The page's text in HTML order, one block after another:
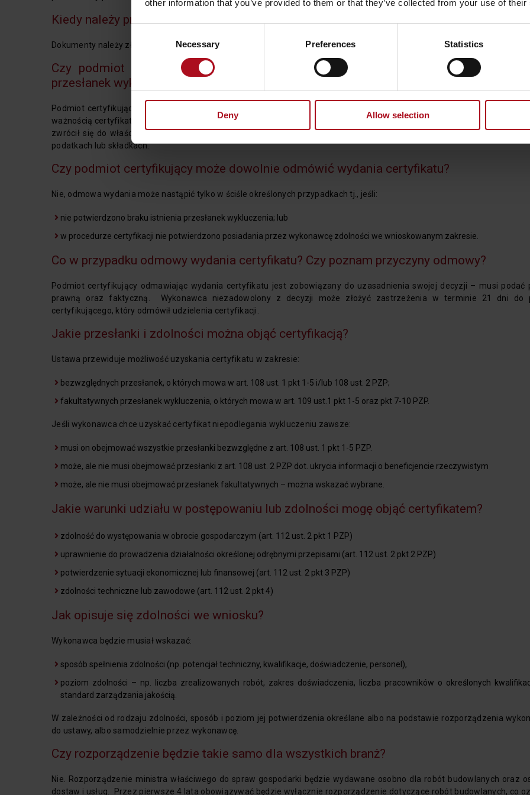
other information that you’ve provided to them or that they’ve collected from your use of
Selection
Necessary Preferences Statistics
Deny Allow selection
Kiedy należy przedłożyć dokumenty potwierdzające brak wykluczenia lub zdolności?
Dokumenty należy złożyć przed zawarciem umowy lub po jej zawarciu.
Czy podmiot certyfikujący może sam zwrócić się o wydanie dokumentów
przesłanek wykluczenia?
Podmiot certyfikujący może sam występować o informację z KRK zarówno w procedurze certyfikacji oraz w ramach
ważnością certyfikatu. Ponadto, po zawarciu umowy można złożyć oświadczenie o wyrażeniu zgody, aby podmiot
zwrócił się do właściwych organów – urzędu skarbowego oraz ZUS o wydanie dokumentów potwierdzających brak
podatkach lub składkach.
Czy podmiot certyfikujący może dowolnie odmówić wydania certyfikatu?
Nie, odmowa wydania może nastąpić tylko w ściśle określonych przypadkach tj., jeśli:
nie potwierdzono braku istnienia przesłanek wykluczenia; lub
w procedurze certyfikacji nie potwierdzono posiadania przez wykonawcę zdolności we wnioskowanym zakresie.
Co w przypadku odmowy wydania certyfikatu? Czy poznam przyczyny odmowy?
Podmiot certyfikujący odmawiając wydania certyfikatu jest zobowiązany do uzasadnienia swojej decyzji – musi podać
prawną oraz faktyczną. Wykonawca niezadowolony z decyzji może złożyć zastrzeżenia w terminie 21 dni do
certyfikującego, który odmówił udzielenia certyfikacji.
Jakie przesłanki i zdolności można objąć certyfikacją?
Ustawa przewiduje możliwość uzyskania certyfikatu w zakresie:
bezwzględnych przesłanek, o których mowa w art. 108 ust. 1 pkt 1-5 i/lub 108 ust. 2 PZP;
fakultatywnych przesłanek wykluczenia, o których mowa w art. 109 ust.1 pkt 1-5 oraz pkt 7-10 PZP.
Jeśli wykonawca chce uzyskać certyfikat niepodlegania wykluczeniu zawsze:
musi on obejmować wszystkie przesłanki bezwzględne z art. 108 ust. 1 pkt 1-5 PZP.
może, ale nie musi obejmować przesłanki z art. 108 ust. 2 PZP dot. ukrycia informacji o beneficjencie rzeczywistym
może, ale nie musi obejmować przesłanek fakultatywnych – można wskazać wybrane.
Jakie warunki udziału w postępowaniu lub zdolności mogę objąć certyfikatem?
zdolność do występowania w obrocie gospodarczym (art. 112 ust. 2 pkt 1 PZP)
uprawnienie do prowadzenia działalności określonej odrębnymi przepisami (art. 112 ust. 2 pkt 2 PZP)
potwierdzenie sytuacji ekonomicznej lub finansowej (art. 112 ust. 2 pkt 3 PZP)
zdolności techniczne lub zawodowe (art. 112 ust. 2 pkt 4)
Jak opisuje się zdolności we wniosku?
Wykonawca będzie musiał wskazać:
sposób spełnienia zdolności (np. potencjał techniczny, kwalifikacje, doświadczenie, personel),
poziom zdolności – np. liczba zrealizowanych robót, zakres doświadczenia, liczba pracowników o określonych
standard zarządzania jakością.
W zależności od rodzaju zdolności, sposób i poziom jej potwierdzenia określane albo na podstawie rozporządzenia
do ustawy, albo samodzielnie przez wykonawcę.
Czy rozporządzenie będzie takie samo dla wszystkich branż?
Nie. Rozporządzenie ministra właściwego do spraw gospodarki będzie wydawane osobno dla robót budowlanych oraz
dostaw i usług. Przez pierwsze 4 lata obowiązywać będzie wyłącznie rozporządzenie dotyczące robót budowlanych, co